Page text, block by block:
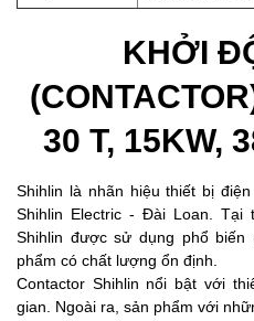
KHỞI
30 T, 15KW,
Shihlin là nhãn hiệu thiết bị
Shihlin Electric - Đài Loan. Tại
Shihlin được sử dụng phổ
phẩm có chất lượng ổn định.
Contactor Shihlin nổi bật với
gian. Ngoài ra, sản phẩm với